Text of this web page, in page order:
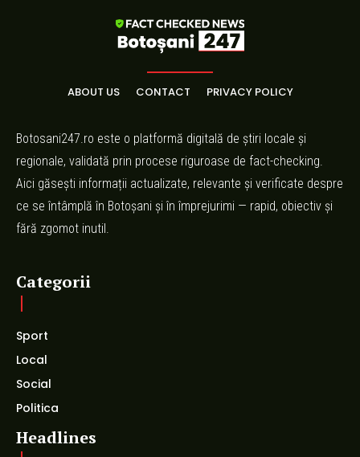
ABOUT US CONTACT PRIVACY POLICY
Botosani247.ro este o platformă digitală de știri locale și
regionale, validată prin procese riguroase de fact-checking.
Aici găsești informații actualizate, relevante și verificate despre
ce se întâmplă în Botoșani și în împrejurimi — rapid, obiectiv și
fără zgomot inutil.
Categorii
Sport
Local
Social
Politica
Headlines